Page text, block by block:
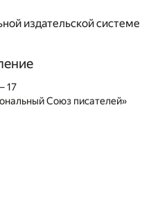
издательской системе
17
Союз писателей»